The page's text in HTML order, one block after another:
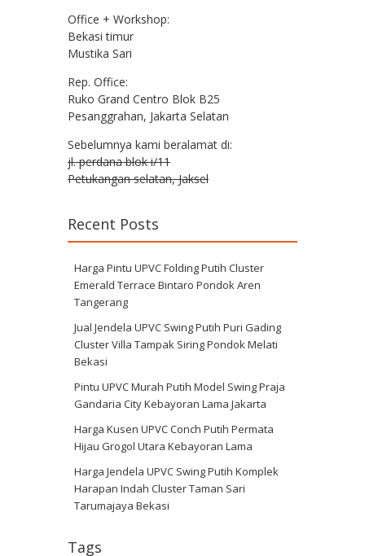
Office + Workshop:
Bekasi timur
Mustika Sari
Rep. Office:
Ruko Grand Centro Blok B25
Pesanggrahan, Jakarta Selatan
Sebelumnya kami beralamat di:
jl. perdana blok i/11
Petukangan selatan, Jaksel
Recent Posts
Harga Pintu UPVC Folding Putih Cluster
Emerald Terrace Bintaro Pondok Aren
Tangerang
Jual Jendela UPVC Swing Putih Puri Gading
Cluster Villa Tampak Siring Pondok Melati
Bekasi
Pintu UPVC Murah Putih Model Swing Praja
Gandaria City Kebayoran Lama Jakarta
Harga Kusen UPVC Conch Putih Permata
Hijau Grogol Utara Kebayoran Lama
Harga Jendela UPVC Swing Putih Komplek
Harapan Indah Cluster Taman Sari
Tarumajaya Bekasi
Tags